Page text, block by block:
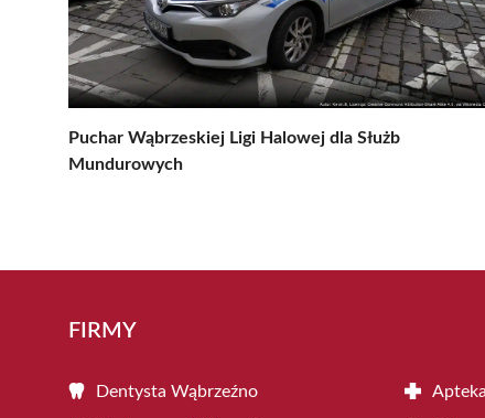
Puchar Wąbrzeskiej Ligi Halowej dla Służb
Mundurowych
FIRMY
Dentysta Wąbrzeźno